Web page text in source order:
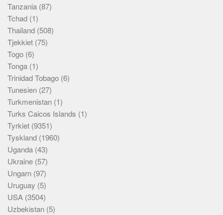
Tanzania (87)
Tchad (1)
Thailand (508)
Tjekkiet (75)
Togo (6)
Tonga (1)
Trinidad Tobago (6)
Tunesien (27)
Turkmenistan (1)
Turks Caicos Islands (1)
Tyrkiet (9351)
Tyskland (1960)
Uganda (43)
Ukraine (57)
Ungarn (97)
Uruguay (5)
USA (3504)
Uzbekistan (5)